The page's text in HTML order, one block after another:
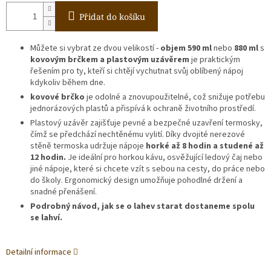
Přidat do košíku
Můžete si vybrat ze dvou velikostí - objem 590 mlnebo 880 mls
kovovým brčkem a plastovým uzávěrem je praktickým
řešením pro ty, kteří si chtějí vychutnat svůj oblíbený nápoj
kdykoliv během dne.
kovové brčko je odolné a znovupoužitelné, což snižuje potřebu
jednorázových plastů a přispívá k ochraně životního prostředí.
Plastový uzávěr zajišťuje pevné a bezpečné uzavření termosky,
čímž se předchází nechtěnému vylití. Díky dvojité nerezové
stěně termoska udržuje nápoje horké až 8 hodin a studené až
12 hodin. Je ideální pro horkou kávu, osvěžující ledový čaj nebo
jiné nápoje, které si chcete vzít s sebou na cesty, do práce nebo
do školy. Ergonomický design umožňuje pohodlné držení a
snadné přenášení.
Podrobný návod, jak se o lahev starat dostaneme spolu
se lahví.
Detailní informace